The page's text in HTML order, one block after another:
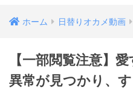
ホーム 日替りオカメ動画
【一部閲覧注意】
異常が見つかり、